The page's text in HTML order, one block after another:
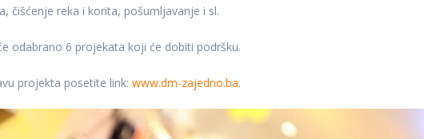
čišćenje reka i korita, pošumljavanje i sl.
odabrano 6 projekata koji će dobiti podršku.
projekta posetite link: www.dm-zajedno.ba.